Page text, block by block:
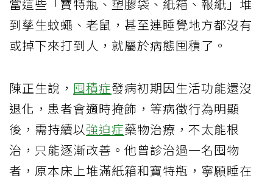
當這些「寶特瓶、塑膠袋、紙箱、報紙」堆
到孳生蚊蠅、老鼠，甚至連睡覺地方都沒有
或掉下來打到人，就屬於病態囤積了。
陳正生說， 囤積症發病初期因生活功能還沒
退化，患者會適時掩飾，等病徵行為明顯
後，需持續以強迫症藥物治療，不太能根
治，只能逐漸改善。他曾診治過一名囤物
者，原本床上堆滿紙箱和寶特瓶，寧願睡在